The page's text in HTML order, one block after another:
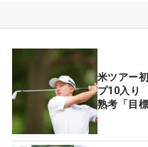
米ツアー
プ10入り
熟考「目